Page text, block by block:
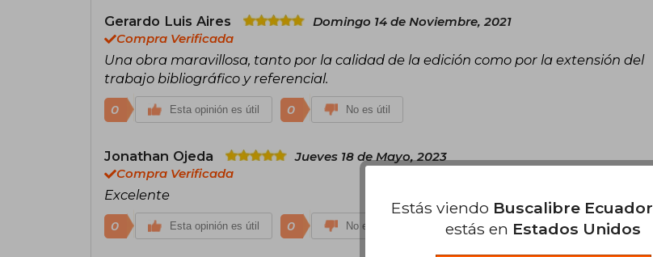
Gerardo Luis Aires
Domingo 14 de Noviembre, 2021
Compra Verificada
Una obra maravillosa, tanto por la calidad de la edición como por la extensión del
trabajo bibliográfico y referencial.
0 Esta opinión es útil 0 No es útil
Jonathan Ojeda
Jueves 18 de Mayo, 2023
Compra Verificada
Excelente
0 Esta opinión es útil 0 No es útil
Estás viendo Buscalibre Ecuador
estás en Estados Unidos